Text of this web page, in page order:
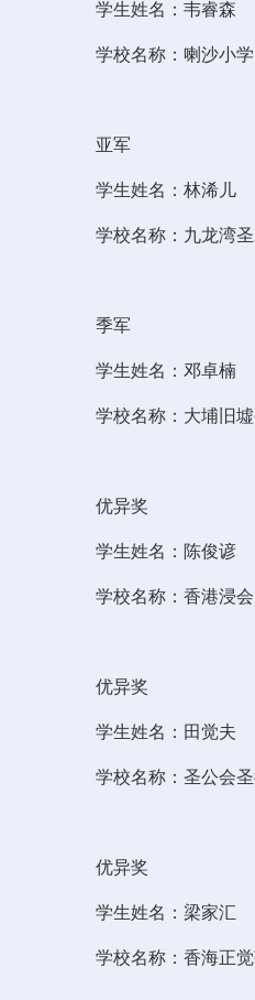
学生姓名：韦睿森
学校名称：喇沙小学
亚军
学生姓名：林浠儿
学校名称：九龙湾
季军
学生姓名：邓卓楠
学校名称：大埔旧
优异奖
学生姓名：陈俊谚
学校名称：香港浸
优异奖
学生姓名：田觉夫
学校名称：圣公会
优异奖
学生姓名：梁家汇
学校名称：香海正